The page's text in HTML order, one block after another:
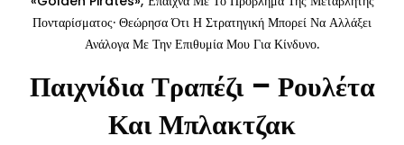
Πονταρίσματος· Θεώρησα Ότι Η Στρατηγική Μπορεί Να Αλλάξει
Ανάλογα Με Την Επιθυμία Μου Για Κίνδυνο.
Παιχνίδια Τραπέζι – Ρουλέτα
Και Μπλακτζακ